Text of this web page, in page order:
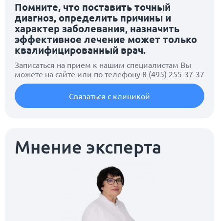
Помните, что поставить точный
диагноз, определить причины и
характер заболевания, назначить
эффективное лечение может только
квалифицированный врач.
Записаться на прием к нашим специалистам Вы
можете на сайте или по телефону 8 (495) 255-37-37
Связаться с клиникой
Мнение эксперта